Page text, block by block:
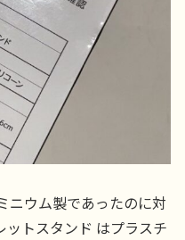
ニウム製であったのに対
ットスタンド はプラスチ